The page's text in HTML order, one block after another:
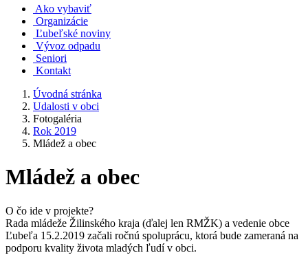
Ako vybaviť
Organizácie
Ľubeľské noviny
Vývoz odpadu
Seniori
Kontakt
Úvodná stránka
Udalosti v obci
Fotogaléria
Rok 2019
Mládež a obec
Mládež a obec
O čo ide v projekte?
Rada mládeže Žilinského kraja (ďalej len RMŽK) a vedenie obce
Ľubeľa 15.2.2019 začali ročnú spoluprácu, ktorá bude zameraná na
podporu kvality života mladých ľudí v obci.